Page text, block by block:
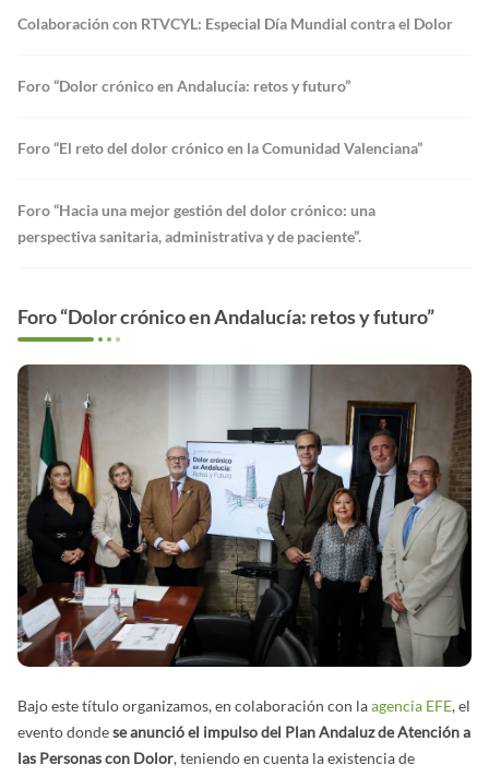
Colaboración con RTVCYL: Especial Día Mundial contra el Dolor
Foro “Dolor crónico en Andalucía: retos y futuro”
Foro “El reto del dolor crónico en la Comunidad Valenciana”
Foro “Hacia una mejor gestión del dolor crónico: una
perspectiva sanitaria, administrativa y de paciente”.
Foro “Dolor crónico en Andalucía: retos y futuro”
Bajo este título organizamos, en colaboración con laagencia EFE, el
evento dondese anunció el impulso del Plan Andaluz de Atención a
las Personas con Dolor, teniendo en cuenta la existencia de